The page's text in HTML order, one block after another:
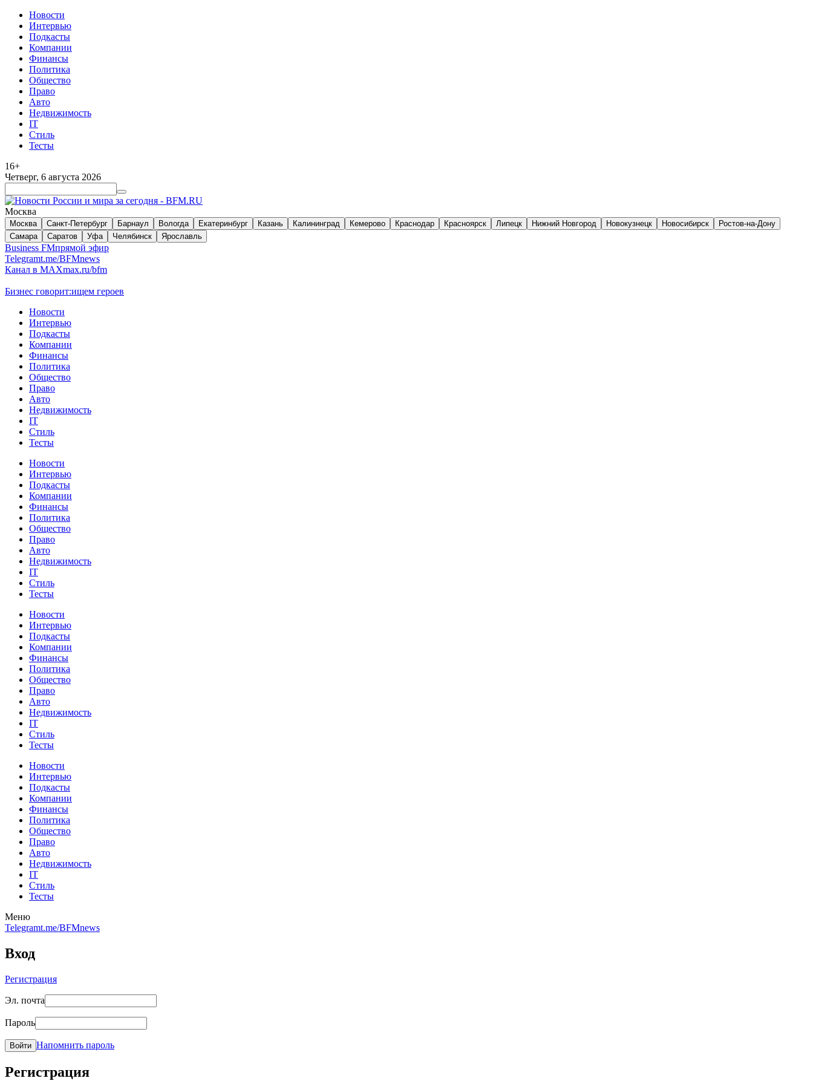
Новости
Интервью
Подкасты
Компании
Финансы
Политика
Общество
Право
Авто
Недвижимость
IT
Стиль
Тесты
16+
Четверг, 6 августа 2026
Москва
Москва Санкт-Петербург Барнаул Вологда Екатеринбург Казань Калининград Кемерово Краснодар Красноярск Липецк Нижний Новгород Новокузнецк Новосибирск
Ростов-на-Дону
Самара
Саратов Уфа Челябинск Ярославль
Business FMпрямой эфир
Telegramt.me/BFMnews
Канал в MAXmax.ru/bfm
Бизнес говорит:ищем героев
Новости
Интервью
Подкасты
Компании
Финансы
Политика
Общество
Право
Авто
Недвижимость
IT
Стиль
Тесты
Новости
Интервью
Подкасты
Компании
Финансы
Политика
Общество
Право
Авто
Недвижимость
IT
Стиль
Тесты
Новости
Интервью
Подкасты
Компании
Финансы
Политика
Общество
Право
Авто
Недвижимость
IT
Стиль
Тесты
Новости
Интервью
Подкасты
Компании
Финансы
Политика
Общество
Право
Авто
Недвижимость
IT
Стиль
Тесты
Меню
Telegramt.me/BFMnews
Вход
Регистрация
Эл. почта
Пароль
Войти Напомнить пароль
Регистрация